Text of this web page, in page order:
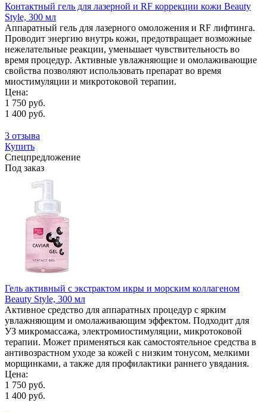
Контактный гель для лазерной и RF коррекции кожи Beauty
Style, 300 мл
Аппаратный гель для лазерного омоложения и RF лифтинга.
Проводит энергию внутрь кожи, предотвращает возможные
нежелательные реакции, уменьшает чувствительность во
время процедур. Активные увлажняющие и омолаживающие
свойства позволяют использовать препарат во время
миостимуляции и микротоковой терапии.
Цена:
1 750 руб.
1 400 руб.
3 отзыва
Купить
Спецпредложение
Под заказ
Гель активный с экстрактом икры и морским коллагеном
Beauty Style, 300 мл
Активное средство для аппаратных процедур с ярким
увлажняющим и омолаживающим эффектом. Подходит для
УЗ микромассажа, электромиостимуляции, микротоковой
терапии. Может применяться как самостоятельное средства в
антивозрастном уходе за кожей с низким тонусом, мелкими
морщинками, а также для профилактики раннего увядания.
Цена:
1 750 руб.
1 400 руб.